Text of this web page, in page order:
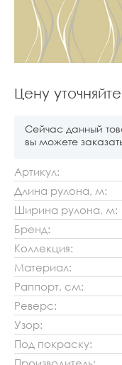
Цену
Сейчас данный
вы можете
Артикул:
Длина рулона, м:
Ширина рулона, м:
Бренд:
Коллекция:
Материал:
Раппорт, см:
Реверс:
Узор:
Под покраску: